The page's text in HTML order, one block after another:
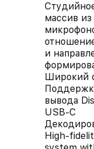
массив из
и
Широкий
вывода
USB‑C